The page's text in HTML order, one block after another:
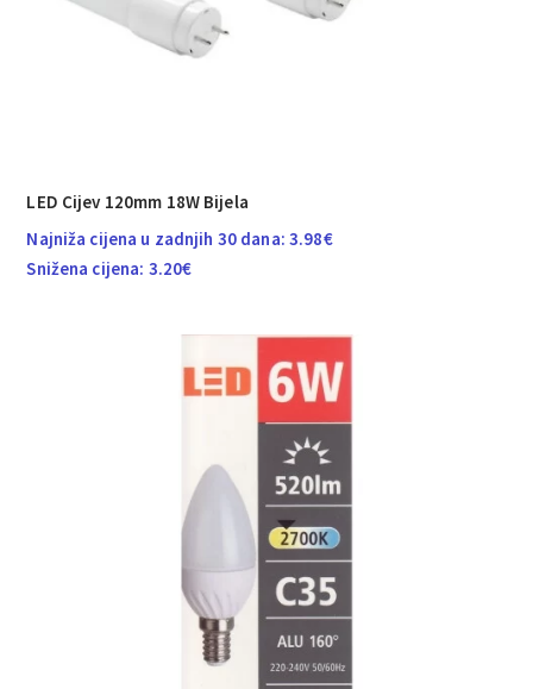
LED Cijev 120mm 18W Bijela
Najniža cijena u zadnjih 30 dana: 3.98€
Snižena cijena: 3.20€